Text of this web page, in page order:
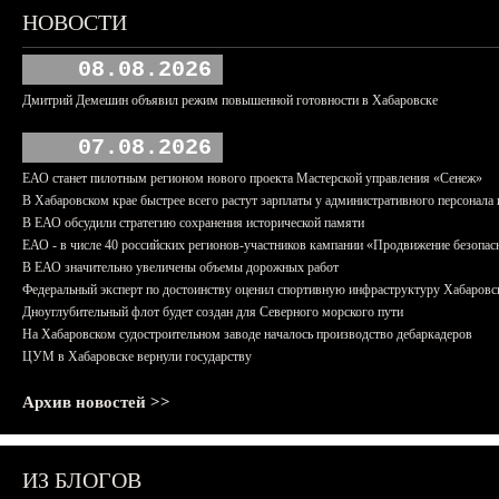
НОВОСТИ
08.08.2026
Дмитрий Демешин объявил режим повышенной готовности в Хабаровске
07.08.2026
ЕАО станет пилотным регионом нового проекта Мастерской управления «Сенеж»
В Хабаровском крае быстрее всего растут зарплаты у административного персонала
В ЕАО обсудили стратегию сохранения исторической памяти
ЕАО - в числе 40 российских регионов-участников кампании «Продвижение
В ЕАО значительно увеличены объемы дорожных работ
Федеральный эксперт по достоинству оценил спортивную инфраструктуру
Дноуглубительный флот будет создан для Северного морского пути
На Хабаровском судостроительном заводе началось производство дебаркадеров
ЦУМ в Хабаровске вернули государству
Архив новостей >>
ИЗ БЛОГОВ